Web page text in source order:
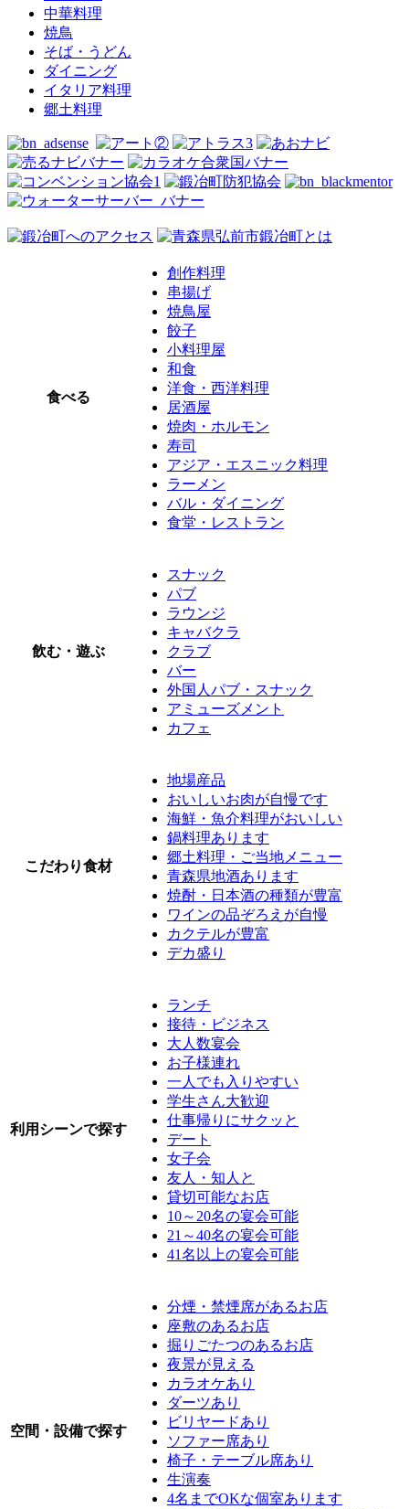
中華料理
焼鳥
そば・うどん
ダイニング
イタリア料理
郷土料理
食べる
創作料理
串揚げ
焼鳥屋
餃子
小料理屋
和食
洋食・西洋料理
居酒屋
焼肉・ホルモン
寿司
アジア・エスニック料理
ラーメン
バル・ダイニング
食堂・レストラン
飲む・遊ぶ
スナック
パブ
ラウンジ
キャバクラ
クラブ
バー
外国人パブ・スナック
アミューズメント
カフェ
こだわり食材
地場産品
おいしいお肉が自慢です
海鮮・魚介料理がおいしい
鍋料理あります
郷土料理・ご当地メニュー
青森県地酒あります
焼酎・日本酒の種類が豊富
ワインの品ぞろえが自慢
カクテルが豊富
デカ盛り
利用シーンで探す
ランチ
接待・ビジネス
大人数宴会
お子様連れ
一人でも入りやすい
学生さん大歓迎
仕事帰りにサクッと
デート
女子会
友人・知人と
貸切可能なお店
10～20名の宴会可能
21～40名の宴会可能
41名以上の宴会可能
空間・設備で探す
分煙・禁煙席があるお店
座敷のあるお店
掘りごたつのあるお店
夜景が見える
カラオケあり
ダーツあり
ビリヤードあり
ソファー席あり
椅子・テーブル席あり
生演奏
4名までOKな個室あります